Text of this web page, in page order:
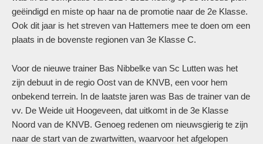
geëindigd en miste op haar na de promotie naar de 2e Klasse.
Ook dit jaar is het streven van Hattemers mee te doen om een
plaats in de bovenste regionen van 3e Klasse C.
Voor de nieuwe trainer Bas Nibbelke van Sc Lutten was het
zijn debuut in de regio Oost van de KNVB, een voor hem
onbekend terrein. In de laatste jaren was Bas de trainer van de
vv. De Weide uit Hoogeveen, dat uitkomt in de 3e Klasse
Noord van de KNVB. Genoeg redenen om nieuwsgierig te zijn
naar de start van de zwartwitten, waarvoor het afgelopen